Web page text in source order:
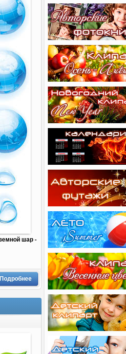
шар -
Подробнее